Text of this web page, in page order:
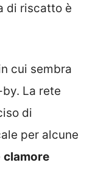
di riscatto è
cui sembra
La rete
di
per alcune
clamore